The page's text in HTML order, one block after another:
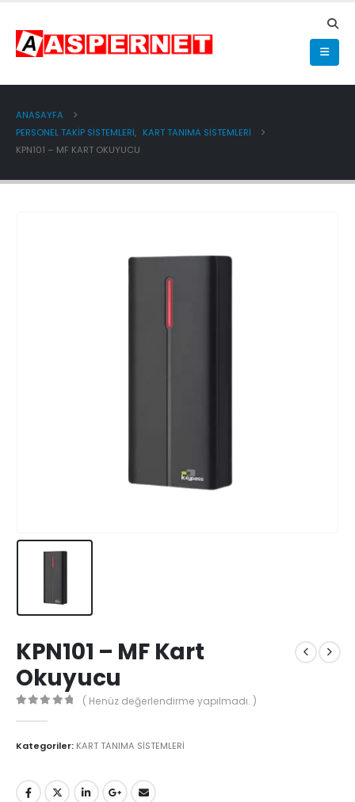
ANASAYFA
PERSONEL TAKİP SİSTEMLERİ, KART TANIMA SİSTEMLERİ
KPN101 – MF KART OKUYUCU
KPN101 – MF Kart
Okuyucu
( Henüz değerlendirme yapılmadı. )
Kategoriler: KART TANIMA SİSTEMLERİ